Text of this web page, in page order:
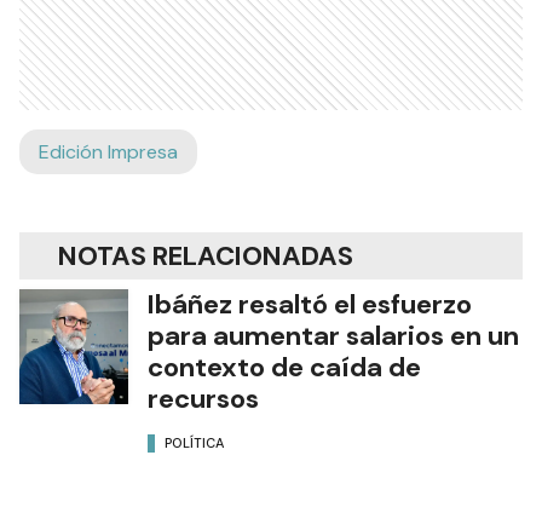
Edición Impresa
NOTAS RELACIONADAS
Ibáñez resaltó el esfuerzo
para aumentar salarios en un
contexto de caída de
recursos
POLÍTICA